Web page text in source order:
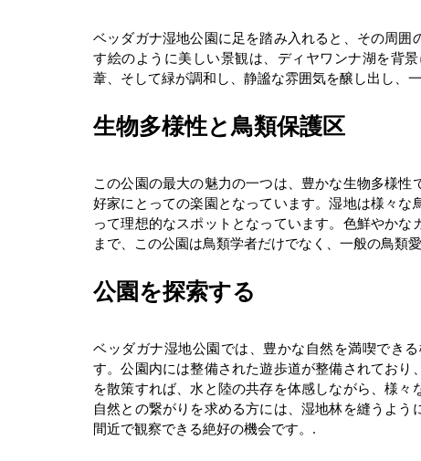
ベッダガナ湿地公園に足を踏み入れると、その周
す絵のように美しい景観は、ディヤワンナ湖を背
葦、そして緑が調和し、静謐な雰囲気を醸し出し、
生物多様性と鳥類保護区
この公園の最大の魅力の一つは、豊かな生物多様
好家にとっての楽園となっています。湿地は様々
って理想的なスポットとなっています。色鮮やか
まで、この公園は鳥類学者だけでなく、一般の鳥類
公園を探索する
ベッダガナ湿地公園では、豊かな自然を満喫でき
す。公園内には整備された遊歩道が整備されてお
を散策すれば、水と陸の共存を体感しながら、様
自然との繋がりを求める方には、湿地林を縫うよ
間近で観察できる絶好の機会です。.